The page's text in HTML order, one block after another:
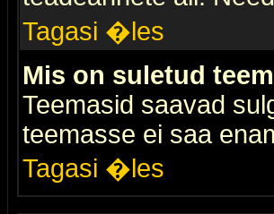
Tagasi �les
Mis on suletud
Teemasid saavad
teemasse ei saa
Tagasi �les